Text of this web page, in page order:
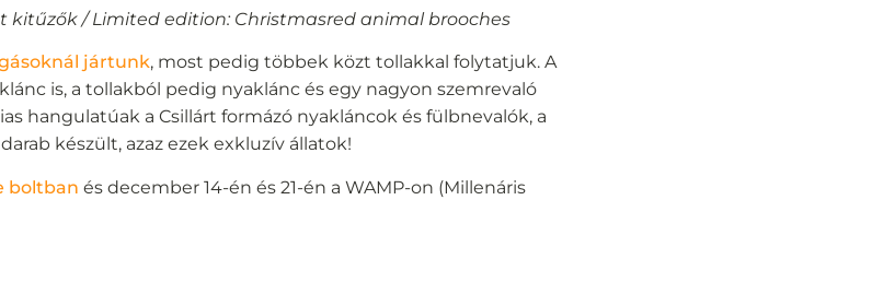
/ Limited edition: Christmasred animal brooches
jártunk, most pedig többek közt tollakkal folytatjuk. A
is, a tollakból pedig nyaklánc és egy nagyon szemrevaló
hangulatúak a Csillárt formázó nyakláncok és fülbnevalók, a
készült, azaz ezek exkluzív állatok!
boltbanés december 14-én és 21-én a WAMP-on (Millenáris